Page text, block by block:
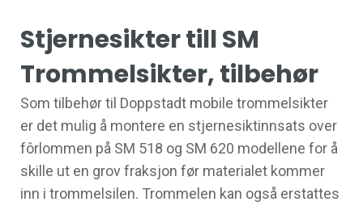
Stjernesikter till SM
Trommelsikter, tilbehør
Som tilbehør til Doppstadt mobile trommelsikter
er det mulig å montere en stjernesiktinnsats over
fôrlommen på SM 518 og SM 620 modellene for å
skille ut en grov fraksjon før materialet kommer
inn i trommelsilen. Trommelen kan også erstattes